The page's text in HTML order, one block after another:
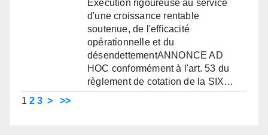
Exécution rigoureuse au service
d'une croissance rentable
soutenue, de l'efficacité
opérationnelle et du
désendettementANNONCE AD
HOC conformément à l'art. 53 du
règlement de cotation de la SIX…
1 2 3 > >>